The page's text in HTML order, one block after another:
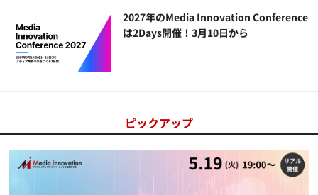
2027年のMedia Innovation Conference
は2Days開催！3月10日から
ピックアップ